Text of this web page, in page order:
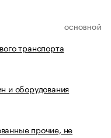
ОСНОВНОЙ
транспорта
и оборудования
прочие, не